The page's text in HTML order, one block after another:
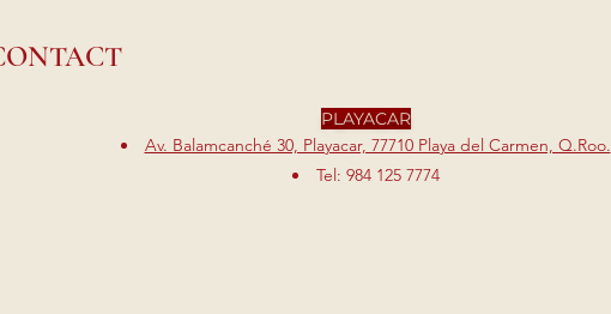
PLAYACAR
Av. Balamcanché 30, Playacar, 77710 Playa del Carmen, Q.Roo.
Tel: 984 125 7774